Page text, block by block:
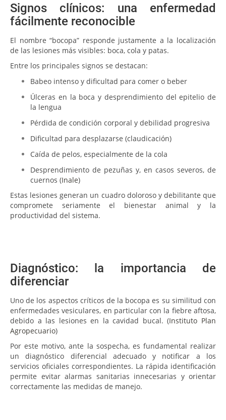
Signos clínicos: una enfermedad
fácilmente reconocible
El nombre “bocopa” responde justamente a la localización
de las lesiones más visibles: boca, cola y patas.
Entre los principales signos se destacan:
Babeo intenso y dificultad para comer o beber
Úlceras en la boca y desprendimiento del epitelio de
la lengua
Pérdida de condición corporal y debilidad progresiva
Dificultad para desplazarse (claudicación)
Caída de pelos, especialmente de la cola
Desprendimiento de pezuñas y, en casos severos, de
cuernos (Inale)
Estas lesiones generan un cuadro doloroso y debilitante que
compromete seriamente el bienestar animal y la
productividad del sistema.
Diagnóstico: la importancia de
diferenciar
Uno de los aspectos críticos de la bocopa es su similitud con
enfermedades vesiculares, en particular con la fiebre aftosa,
debido a las lesiones en la cavidad bucal. (Instituto Plan
Agropecuario)
Por este motivo, ante la sospecha, es fundamental realizar
un diagnóstico diferencial adecuado y notificar a los
servicios oficiales correspondientes. La rápida identificación
permite evitar alarmas sanitarias innecesarias y orientar
correctamente las medidas de manejo.